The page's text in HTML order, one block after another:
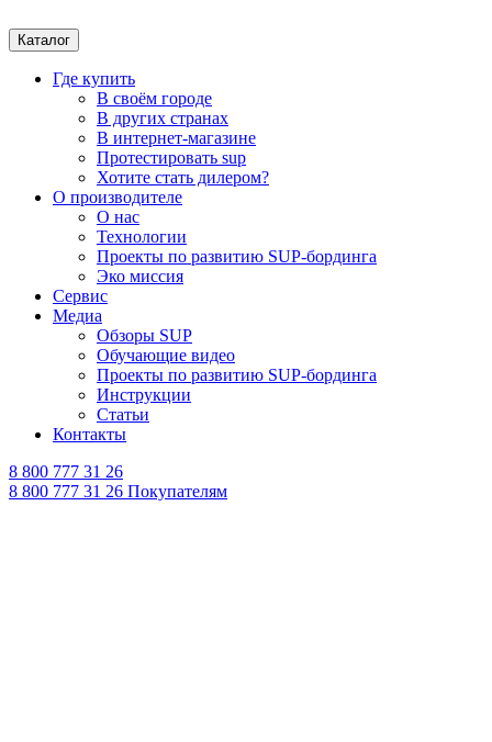
Каталог
Где купить
В своём городе
В других странах
В интернет-магазине
Протестировать sup
Хотите стать дилером?
О производителе
О нас
Технологии
Проекты по развитию SUP-бординга
Эко миссия
Сервис
Медиа
Обзоры SUP
Обучающие видео
Проекты по развитию SUP-бординга
Инструкции
Статьи
Контакты
8 800 777 31 26
8 800 777 31 26 Покупателям